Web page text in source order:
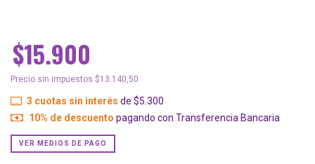
$15.900
Precio sin impuestos $13.140,50
3 cuotas sin interés de $5.300
10% de descuento pagando con Transferencia Bancaria
VER MEDIOS DE PAGO